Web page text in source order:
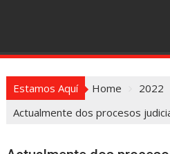
Estamos Aquí Home 2022
Actualmente dos procesos